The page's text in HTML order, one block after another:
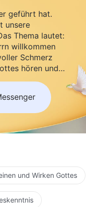
geführt hat.
unsere
Thema lautet:
willkommen
Schmerz
hören und
und Wirken Gottes